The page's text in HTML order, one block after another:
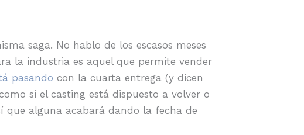
saga. No hablo de los escasos meses
la industria es aquel que permite vender
pasando con la cuarta entrega (y dicen
si el casting está dispuesto a volver o
que alguna acabará dando la fecha de